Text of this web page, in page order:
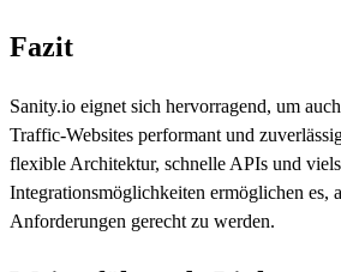
Fazit
Sanity.io eignet sich hervorragend, um
Traffic-Websites performant und
flexible Architektur, schnelle APIs und
Integrationsmöglichkeiten ermöglichen es,
Anforderungen gerecht zu werden.